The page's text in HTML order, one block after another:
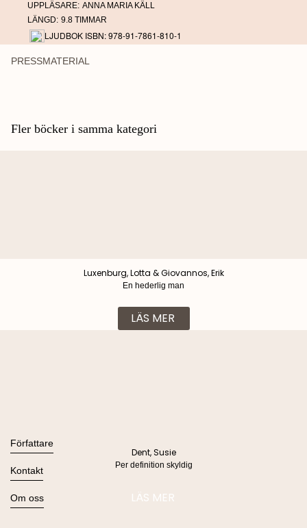
UPPLÄSARE: ANNA MARIA KÄLL
LÄNGD: 9.8 TIMMAR
LJUDBOK ISBN: 978-91-7861-810-1
PRESSMATERIAL
Fler böcker i samma kategori
Luxenburg, Lotta & Giovannos, Erik
En hederlig man
LÄS MER
Dent, Susie
Per definition skyldig
LÄS MER
Alla böcker
Ljudböcker
Nyheter
Författare
Se alla
Kontakt
Kontakta oss
Press
Om oss